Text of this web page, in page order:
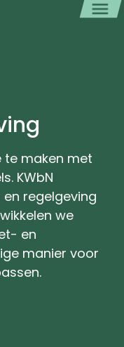
te maken met
KWbN
regelgeving
we
en
manier voor